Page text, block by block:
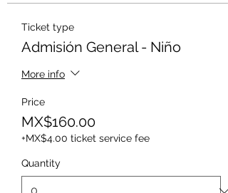
Ticket type
Admisión General - Niño
More info
Price
MX$160.00
+MX$4.00 ticket service fee
Quantity